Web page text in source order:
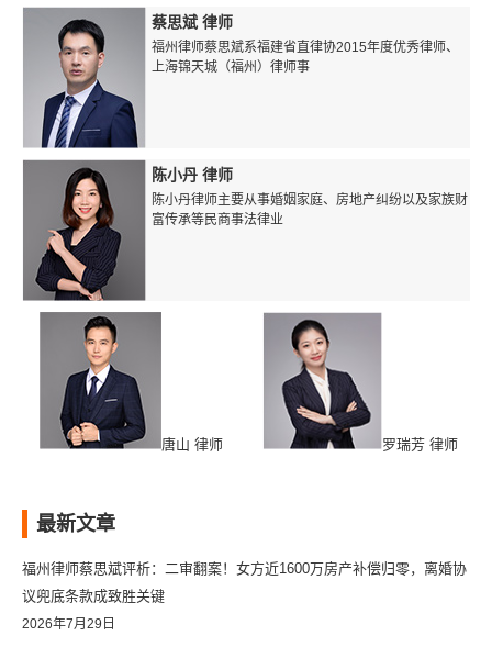
蔡思斌 律师
福州律师蔡思斌系福建省直律协2015年度优秀律师、
上海锦天城（福州）律师事
陈小丹 律师
陈小丹律师主要从事婚姻家庭、房地产纠纷以及家族财
富传承等民商事法律业
唐山 律师 罗瑞芳 律师
最新文章
福州律师蔡思斌评析：二审翻案！女方近1600万房产补偿归零，离婚协
议兜底条款成致胜关键
2026年7月29日